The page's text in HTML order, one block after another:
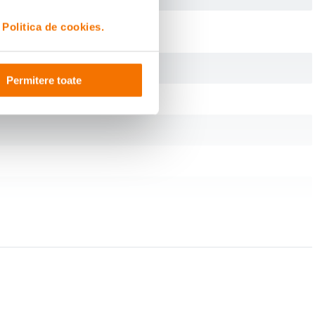
Politica de cookies.
Permitere toate
permit acces rapid si facil chiar si in miscare. Buzunarele interne